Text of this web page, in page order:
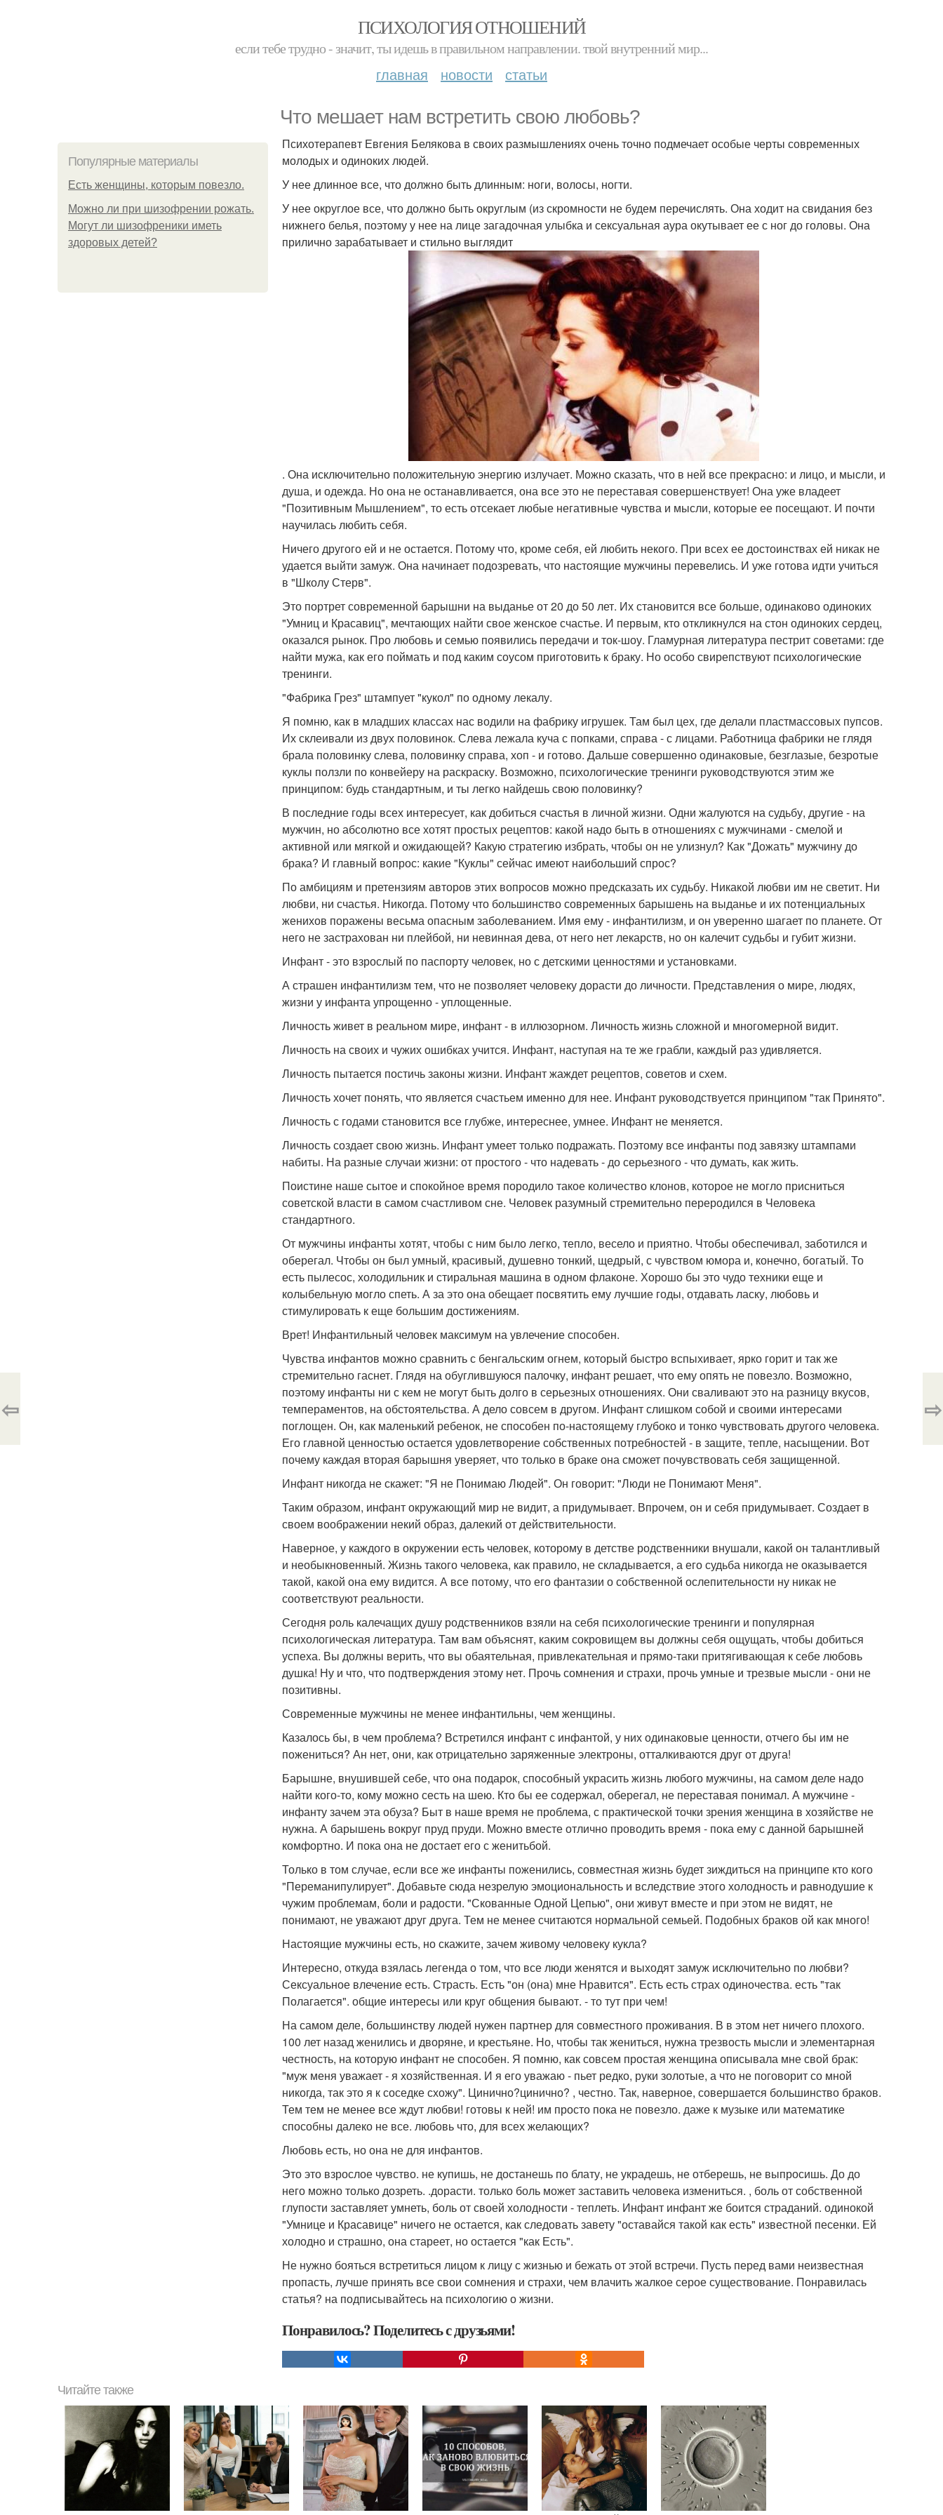
ПСИХОЛОГИЯ ОТНОШЕНИЙ
если тебе трудно - значит, ты идешь в правильном направлении. твой внутренний мир...
главная новости статьи
Что мешает нам встретить свою любовь?
Популярные материалы
Есть женщины, которым повезло.
Можно ли при шизофрении рожать.
Могут ли шизофреники иметь
здоровых детей?
Психотерапевт Евгения Белякова в своих размышлениях очень точно подмечает особые черты современных
молодых и одиноких людей.
У нее длинное все, что должно быть длинным: ноги, волосы, ногти.
У нее округлое все, что должно быть округлым (из скромности не будем перечислять. Она ходит на свидания без
нижнего белья, поэтому у нее на лице загадочная улыбка и сексуальная аура окутывает ее с ног до головы. Она
прилично зарабатывает и стильно выглядит
. Она исключительно положительную энергию излучает. Можно сказать, что в ней все прекрасно: и лицо, и мысли, и
душа, и одежда. Но она не останавливается, она все это не переставая совершенствует! Она уже владеет
"Позитивным Мышлением", то есть отсекает любые негативные чувства и мысли, которые ее посещают. И почти
научилась любить себя.
Ничего другого ей и не остается. Потому что, кроме себя, ей любить некого. При всех ее достоинствах ей никак не
удается выйти замуж. Она начинает подозревать, что настоящие мужчины перевелись. И уже готова идти учиться
в "Школу Стерв".
Это портрет современной барышни на выданье от 20 до 50 лет. Их становится все больше, одинаково одиноких
"Умниц и Красавиц", мечтающих найти свое женское счастье. И первым, кто откликнулся на стон одиноких сердец,
оказался рынок. Про любовь и семью появились передачи и ток-шоу. Гламурная литература пестрит советами: где
найти мужа, как его поймать и под каким соусом приготовить к браку. Но особо свирепствуют психологические
тренинги.
"Фабрика Грез" штампует "кукол" по одному лекалу.
Я помню, как в младших классах нас водили на фабрику игрушек. Там был цех, где делали пластмассовых пупсов.
Их склеивали из двух половинок. Слева лежала куча с попками, справа - с лицами. Работница фабрики не глядя
брала половинку слева, половинку справа, хоп - и готово. Дальше совершенно одинаковые, безглазые, безротые
куклы ползли по конвейеру на раскраску. Возможно, психологические тренинги руководствуются этим же
принципом: будь стандартным, и ты легко найдешь свою половинку?
В последние годы всех интересует, как добиться счастья в личной жизни. Одни жалуются на судьбу, другие - на
мужчин, но абсолютно все хотят простых рецептов: какой надо быть в отношениях с мужчинами - смелой и
активной или мягкой и ожидающей? Какую стратегию избрать, чтобы он не улизнул? Как "Дожать" мужчину до
брака? И главный вопрос: какие "Куклы" сейчас имеют наибольший спрос?
По амбициям и претензиям авторов этих вопросов можно предсказать их судьбу. Никакой любви им не светит. Ни
любви, ни счастья. Никогда. Потому что большинство современных барышень на выданье и их потенциальных
женихов поражены весьма опасным заболеванием. Имя ему - инфантилизм, и он уверенно шагает по планете. От
него не застрахован ни плейбой, ни невинная дева, от него нет лекарств, но он калечит судьбы и губит жизни.
Инфант - это взрослый по паспорту человек, но с детскими ценностями и установками.
А страшен инфантилизм тем, что не позволяет человеку дорасти до личности. Представления о мире, людях,
жизни у инфанта упрощенно - уплощенные.
Личность живет в реальном мире, инфант - в иллюзорном. Личность жизнь сложной и многомерной видит.
Личность на своих и чужих ошибках учится. Инфант, наступая на те же грабли, каждый раз удивляется.
Личность пытается постичь законы жизни. Инфант жаждет рецептов, советов и схем.
Личность хочет понять, что является счастьем именно для нее. Инфант руководствуется принципом "так Принято".
Личность с годами становится все глубже, интереснее, умнее. Инфант не меняется.
Личность создает свою жизнь. Инфант умеет только подражать. Поэтому все инфанты под завязку штампами
набиты. На разные случаи жизни: от простого - что надевать - до серьезного - что думать, как жить.
Поистине наше сытое и спокойное время породило такое количество клонов, которое не могло присниться
советской власти в самом счастливом сне. Человек разумный стремительно переродился в Человека
стандартного.
От мужчины инфанты хотят, чтобы с ним было легко, тепло, весело и приятно. Чтобы обеспечивал, заботился и
оберегал. Чтобы он был умный, красивый, душевно тонкий, щедрый, с чувством юмора и, конечно, богатый. То
есть пылесос, холодильник и стиральная машина в одном флаконе. Хорошо бы это чудо техники еще и
колыбельную могло спеть. А за это она обещает посвятить ему лучшие годы, отдавать ласку, любовь и
стимулировать к еще большим достижениям.
Врет! Инфантильный человек максимум на увлечение способен.
Чувства инфантов можно сравнить с бенгальским огнем, который быстро вспыхивает, ярко горит и так же
стремительно гаснет. Глядя на обуглившуюся палочку, инфант решает, что ему опять не повезло. Возможно,
поэтому инфанты ни с кем не могут быть долго в серьезных отношениях. Они сваливают это на разницу вкусов,
темпераментов, на обстоятельства. А дело совсем в другом. Инфант слишком собой и своими интересами
поглощен. Он, как маленький ребенок, не способен по-настоящему глубоко и тонко чувствовать другого человека.
Его главной ценностью остается удовлетворение собственных потребностей - в защите, тепле, насыщении. Вот
почему каждая вторая барышня уверяет, что только в браке она сможет почувствовать себя защищенной.
Инфант никогда не скажет: "Я не Понимаю Людей". Он говорит: "Люди не Понимают Меня".
Таким образом, инфант окружающий мир не видит, а придумывает. Впрочем, он и себя придумывает. Создает в
своем воображении некий образ, далекий от действительности.
Наверное, у каждого в окружении есть человек, которому в детстве родственники внушали, какой он талантливый
и необыкновенный. Жизнь такого человека, как правило, не складывается, а его судьба никогда не оказывается
такой, какой она ему видится. А все потому, что его фантазии о собственной ослепительности ну никак не
соответствуют реальности.
Сегодня роль калечащих душу родственников взяли на себя психологические тренинги и популярная
психологическая литература. Там вам объяснят, каким сокровищем вы должны себя ощущать, чтобы добиться
успеха. Вы должны верить, что вы обаятельная, привлекательная и прямо-таки притягивающая к себе любовь
душка! Ну и что, что подтверждения этому нет. Прочь сомнения и страхи, прочь умные и трезвые мысли - они не
позитивны.
Современные мужчины не менее инфантильны, чем женщины.
Казалось бы, в чем проблема? Встретился инфант с инфантой, у них одинаковые ценности, отчего бы им не
пожениться? Ан нет, они, как отрицательно заряженные электроны, отталкиваются друг от друга!
Барышне, внушившей себе, что она подарок, способный украсить жизнь любого мужчины, на самом деле надо
найти кого-то, кому можно сесть на шею. Кто бы ее содержал, оберегал, не переставая понимал. А мужчине -
инфанту зачем эта обуза? Быт в наше время не проблема, с практической точки зрения женщина в хозяйстве не
нужна. А барышень вокруг пруд пруди. Можно вместе отлично проводить время - пока ему с данной барышней
комфортно. И пока она не достает его с женитьбой.
Только в том случае, если все же инфанты поженились, совместная жизнь будет зиждиться на принципе кто кого
"Переманипулирует". Добавьте сюда незрелую эмоциональность и вследствие этого холодность и равнодушие к
чужим проблемам, боли и радости. "Скованные Одной Цепью", они живут вместе и при этом не видят, не
понимают, не уважают друг друга. Тем не менее считаются нормальной семьей. Подобных браков ой как много!
Настоящие мужчины есть, но скажите, зачем живому человеку кукла?
Интересно, откуда взялась легенда о том, что все люди женятся и выходят замуж исключительно по любви?
Сексуальное влечение есть. Страсть. Есть "он (она) мне Нравится". Есть есть страх одиночества. есть "так
Полагается". общие интересы или круг общения бывают. - то тут при чем!
На самом деле, большинству людей нужен партнер для совместного проживания. В в этом нет ничего плохого.
100 лет назад женились и дворяне, и крестьяне. Но, чтобы так жениться, нужна трезвость мысли и элементарная
честность, на которую инфант не способен. Я помню, как совсем простая женщина описывала мне свой брак:
"муж меня уважает - я хозяйственная. И я его уважаю - пьет редко, руки золотые, а что не поговорит со мной
никогда, так это я к соседке схожу". Цинично?цинично? , честно. Так, наверное, совершается большинство браков.
Тем тем не менее все ждут любви! готовы к ней! им просто пока не повезло. даже к музыке или математике
способны далеко не все. любовь что, для всех желающих?
Любовь есть, но она не для инфантов.
Это это взрослое чувство. не купишь, не достанешь по блату, не украдешь, не отберешь, не выпросишь. До до
него можно только дозреть. .дорасти. только боль может заставить человека измениться. , боль от собственной
глупости заставляет умнеть, боль от своей холодности - теплеть. Инфант инфант же боится страданий. одинокой
"Умнице и Красавице" ничего не остается, как следовать завету "оставайся такой как есть" известной песенки. Ей
холодно и страшно, она стареет, но остается "как Есть".
Не нужно бояться встретиться лицом к лицу с жизнью и бежать от этой встречи. Пусть перед вами неизвестная
пропасть, лучше принять все свои сомнения и страхи, чем влачить жалкое серое существование. Понравилась
статья? на подписывайтесь на психологию о жизни.
Понравилось? Поделитесь с друзьями!
⇦ ⇨
Читайте также